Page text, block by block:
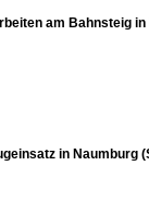
am Bahnsteig
in Naumburg